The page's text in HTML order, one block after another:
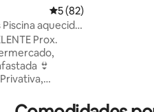
5 de uma avaliação
5 (82)
aquecida
Prox.
👙